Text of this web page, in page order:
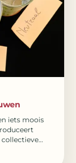
iets moois